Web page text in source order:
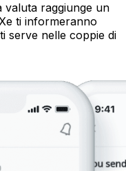
valuta raggiunge un
ti informeranno
serve nelle coppie di